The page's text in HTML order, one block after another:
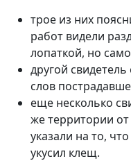
трое из них
работ видели
лопаткой, но
другой
слов
еще несколько
же территории от
указали на то,
укусил клещ.